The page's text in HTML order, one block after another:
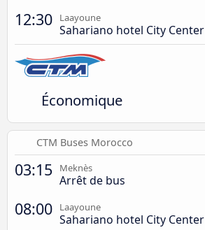
12:30 Laayoune
Sahariano hotel City Center
Économique
CTM Buses Morocco
03:15 Meknès
Arrêt de bus
08:00 Laayoune
Sahariano hotel City Center